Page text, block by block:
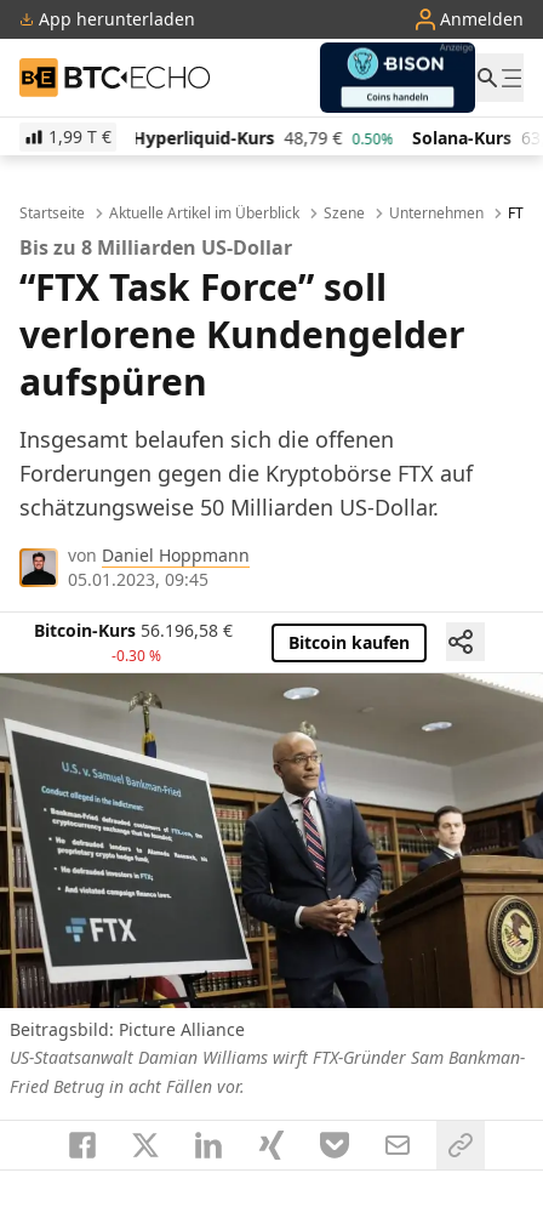
App herunterladen Anmelden
BTC-ECHO
1,99 T €
Kurs 48,79 € 0.50% Solana-Kurs 63,75 -0.90% TRON-
Startseite Aktuelle Artikel im Überblick Szene Unternehmen
Bis zu 8 Milliarden US-Dollar
“FTX Task Force” soll
verlorene Kundengelder
aufspüren
Insgesamt belaufen sich die offenen
Forderungen gegen die Kryptobörse FTX auf
schätzungsweise 50 Milliarden US-Dollar.
von Daniel Hoppmann
05.01.2023, 09:45
Bitcoin-Kurs 56.196,58 €
-0.30 %
Bitcoin kaufen
Beitragsbild: Picture Alliance
US-Staatsanwalt Damian Williams wirft FTX-Gründer Sam Bankman-
Fried Betrug in acht Fällen vor.